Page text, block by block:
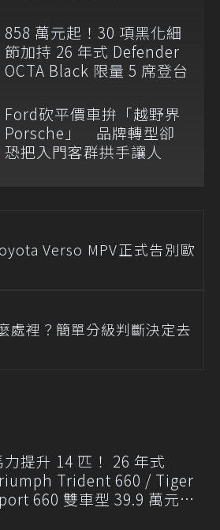
858 萬元起！30 項黑化細
節加持 26 年式 Defender
OCTA Black 限量 5 席登台
Ford砍平價車拚「越野界
Porsche」 品牌轉型卻
恐把入門客群拱手讓人
Verso MPV正式告別歐
處裡？簡單分級判斷決定去
力提升 14 匹！ 26 年式
Trident 660 / Tiger
660 雙車型 39.9 萬元起